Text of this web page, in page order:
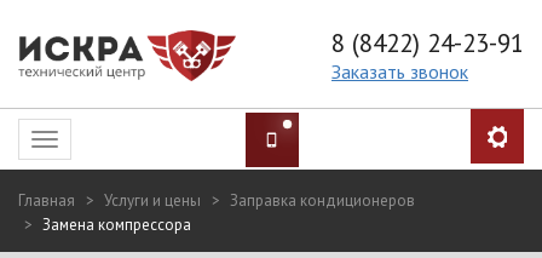
8 (8422) 24-23-91
Заказать звонок
Toggle
navigation
Главная Услуги и цены
Заправка кондиционеров
Замена компрессора